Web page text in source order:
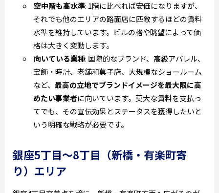
空中階も高水準: 1階に比べれば安価になりますが、
それでも他のエリアの路面店に匹敵するほどの賃料
水準を維持しています。ビルの格や眺望によって価
格は大きく変動します。
向いている業種: 国際的なブランド、高級アパレル、
宝飾・時計、老舗和菓子店、大規模なショールーム
など、 最高の立地でブランドイメージを最大限に高
めたい事業者に向いています。莫大な賃料を支払っ
てでも、その宣伝効果とステータスを獲得したいと
いう明確な戦略が必要です。
銀座5丁目～8丁目（新橋・有楽町寄
り）エリア